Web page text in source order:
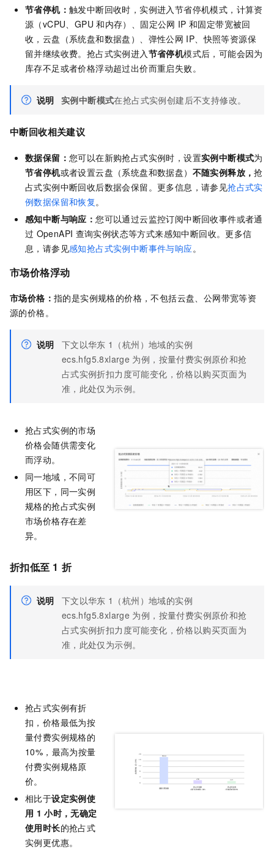
节省停机： 触发中断回收时，实例进入节省停机模式，计算资
源（vCPU、GPU 和内存）、固定公网 IP 和固定带宽被回
收，云盘（系统盘和数据盘）、弹性公网 IP、快照等资源保
留并继续收费。抢占式实例进入 节省停机模式后，可能会因为
库存不足或者价格浮动超过出价而重启失败。
说明 实例中断模式在抢占式实例创建后不支持修改。
中断回收相关建议
数据保留： 您可以在新购抢占式实例时，设置实例中断模式为
节省停机或者设置云盘（系统盘和数据盘） 不随实例释放，抢
占式实例中断回收后数据会保留。更多信息，请参见抢占式实
例数据保留和恢复 。
感知中断与响应：您可以通过云监控订阅中断回收事件或者通
过 OpenAPI 查询实例状态等方式来感知中断回收。更多信
息，请参见感知抢占式实例中断事件与响应 。
市场价格浮动
市场价格： 指的是实例规格的价格，不包括云盘、公网带宽等资
源的价格。
说明 下文以华东 1（杭州）地域的实例
ecs.hfg5.8xlarge 为例，按量付费实例原价和抢
占式实例折扣力度可能变化，价格以购买页面为
准，此处仅为示例。
抢占式实例的市场
价格会随供需变化
而浮动。
同一地域，不同可
用区下，同一实例
规格的抢占式实例
市场价格存在差
异。
折扣低至 1 折
说明 下文以华东 1（杭州）地域的实例
ecs.hfg5.8xlarge 为例，按量付费实例原价和抢
占式实例折扣力度可能变化，价格以购买页面为
准，此处仅为示例。
抢占式实例有折
扣，价格最低为按
量付费实例规格的
10%，最高为按量
付费实例规格原
价。
相比于设定实例使
用 1 小时，无确定
使用时长的抢占式
实例更优惠。